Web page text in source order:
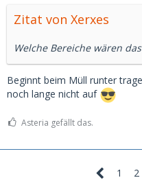
normale junge Frau meist
zuhause zu sitzen eher
Zitat von Xerxes
Welche Bereiche wären
Beginnt beim Müll runter
noch lange nicht auf
Asteria gefällt das.
1 2